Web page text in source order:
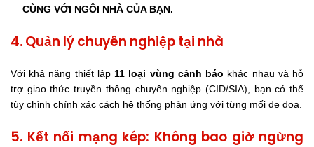
CÙNG VỚI NGÔI NHÀ CỦA BẠN.
4. Quản lý chuyên nghiệp tại nhà
Với khả năng thiết lập 11 loại vùng cảnh báo khác nhau và hỗ
trợ giao thức truyền thông chuyên nghiệp (CID/SIA), bạn có thể
tùy chỉnh chính xác cách hệ thống phản ứng với từng mối đe dọa.
5. Kết nối mạng kép: Không bao giờ ngừng